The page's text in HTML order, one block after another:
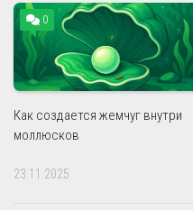
0
Как создается жемчуг внутри
моллюсков
23.11.2025